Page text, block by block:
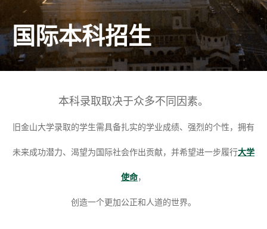
国际本科招生
本科录取取决于众多不同因素。
旧金山大学录取的学生需具备扎实的学业成绩、强烈的个性，拥有
未来成功潜力、渴望为国际社会作出贡献，并希望进一步履行大学
使命，
创造一个更加公正和人道的世界。